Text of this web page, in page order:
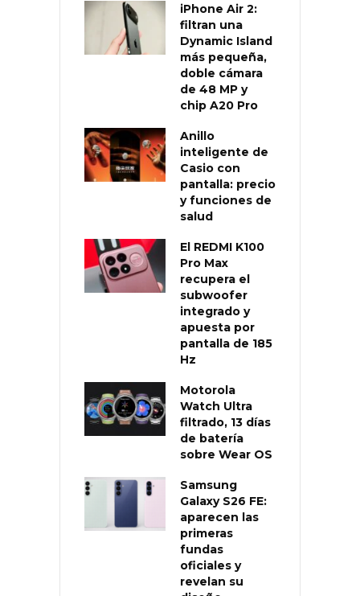
iPhone Air 2:
filtran una
Dynamic Island
más pequeña,
doble cámara
de 48 MP y
chip A20 Pro
Anillo
inteligente de
Casio con
pantalla: precio
y funciones de
salud
El REDMI K100
Pro Max
recupera el
subwoofer
integrado y
apuesta por
pantalla de 185
Hz
Motorola
Watch Ultra
filtrado, 13 días
de batería
sobre Wear OS
Samsung
Galaxy S26 FE:
aparecen las
primeras
fundas
oficiales y
revelan su